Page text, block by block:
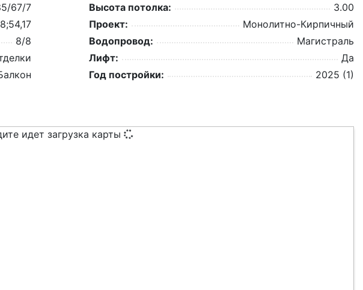
67/7
8/8
Высота потолка:
3.00
Проект:
Монолитно-Кирпичный
Водопровод:
Магистраль
Лифт:
Да
Год постройки:
2025 (1)
идет загрузка карты